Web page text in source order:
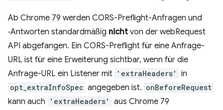
Ab Chrome 79 werden CORS-Preflight-Anfragen und
‑Antworten standardmäßig nicht von der webRequest
API abgefangen. Ein CORS-Preflight für eine Anfrage-
URL ist für eine Erweiterung sichtbar, wenn für die
Anfrage-URL ein Listener mit 'extraHeaders' in
opt_extraInfoSpec angegeben ist. onBeforeRequest
kann auch 'extraHeaders'
aus Chrome 79